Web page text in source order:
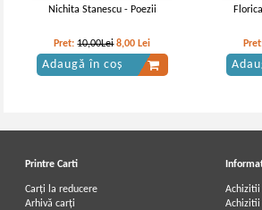
Nichita Stanescu - Poezii
Pret:10,00Lei 8,00 Lei
Adaugă în coș
Printre Carti
Carți la reducere
Arhivă carți
Achizitii
Achizitii